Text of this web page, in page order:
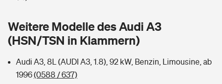
Hochwasser-Check: Wie gefährdet ist Ihr Haus?
Wer versichert was: Jetzt Versicherer finden
Private Cyberversicherung
Musikinstrumentenversicherung
Sie haben Fragen?
Rentenrechner: Wie viel Geld bekomme ich im Alter?
Weitere Modelle des Audi A3
(HSN/TSN in Klammern)
Audi A3, 8L (AUDI A3, 1.8), 92 kW, Benzin, Limousine, ab
1996(0588 / 637)